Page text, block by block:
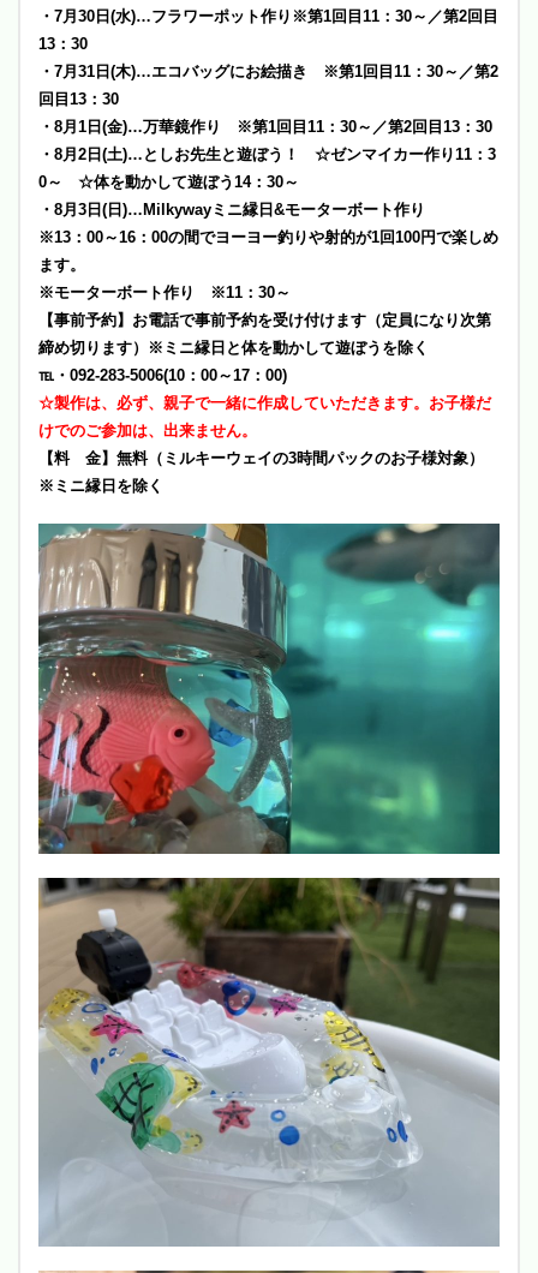
・7月30日(水)…フラワーポット作り※第1回目11：30～／第2回目
13：30
・7月31日(木)…エコバッグにお絵描き ※第1回目11：30～／第2
回目13：30
・8月1日(金)…万華鏡作り ※第1回目11：30～／第2回目13：30
・8月2日(土)…としお先生と遊ぼう！ ☆ゼンマイカー作り11：3
0～ ☆体を動かして遊ぼう14：30～
・8月3日(日)…Milkywayミニ縁日&モーターボート作り
※13：00～16：00の間でヨーヨー釣りや射的が1回100円で楽しめ
ます。
※モーターボート作り ※11：30～
【事前予約】お電話で事前予約を受け付けます（定員になり次第
締め切ります）※ミニ縁日と体を動かして遊ぼうを除く
℡・092-283-5006(10：00～17：00)
☆製作は、必ず、親子で一緒に作成していただきます。お子様だ
けでのご参加は、出来ません。
【料 金】無料（ミルキーウェイの3時間パックのお子様対象）
※ミニ縁日を除く